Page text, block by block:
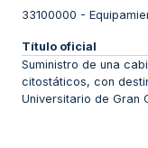
33100000 -
Título oficial
Suministro de una
citostáticos, con
Universitario de Gran